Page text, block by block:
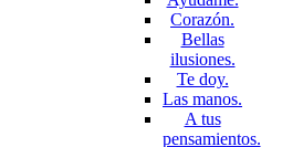
Corazón.
Bellas
ilusiones.
Te doy.
Las manos.
A tus
pensamientos.